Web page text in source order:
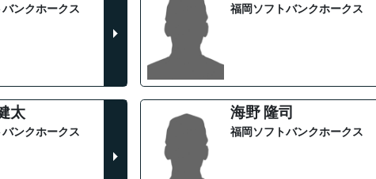
ンクホークス 福岡ソフトバンクホークス
太
ンクホークス
海野 隆司
福岡ソフトバンクホークス